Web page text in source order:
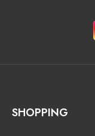
SHOPPING